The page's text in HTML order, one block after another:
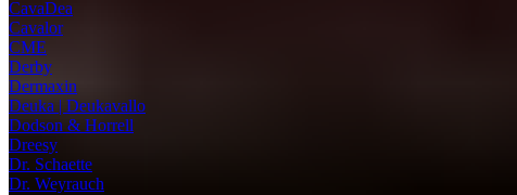
CavaDea
Cavalor
CME
Derby
Dermaxin
Deuka | Deukavallo
Dodson & Horrell
Dreesy
Dr. Schaette
Dr. Weyrauch